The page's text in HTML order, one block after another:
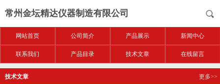
常州金坛精达仪器制造有限公司
网站首页 公司简介 产品展示 新闻中心
联系我们 产品目录 技术文章 在线留言
技术文章 更多>>